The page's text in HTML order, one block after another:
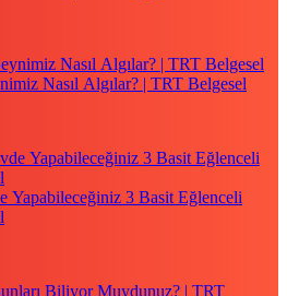
Nasıl Algılar? | TRT Belgesel
Yapabileceğiniz 3 Basit Eğlenceli